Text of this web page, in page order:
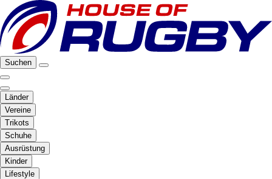
Suchen
Länder
Vereine
Trikots
Schuhe
Ausrüstung
Kinder
Lifestyle